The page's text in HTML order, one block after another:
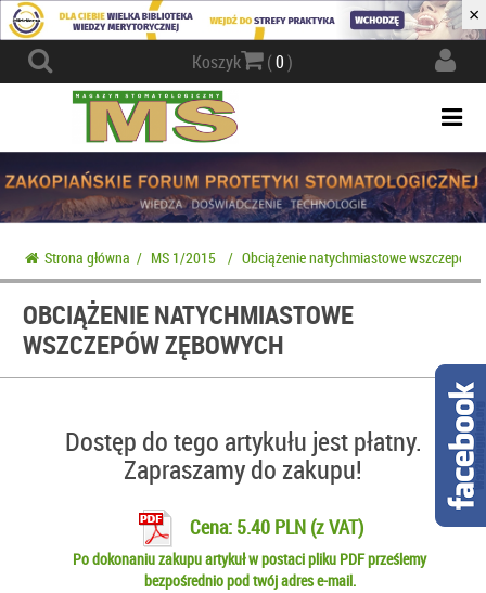
×
Koszyk (0)
Strona główna / MS 1/2015 / Obciążenie natychmiastowe wszczepów
OBCIĄŻENIE NATYCHMIASTOWE
WSZCZEPÓW ZĘBOWYCH
Dostęp do tego artykułu jest płatny.
Zapraszamy do zakupu!
Cena: 5.40 PLN (z VAT)
Po dokonaniu zakupu artykuł w postaci pliku PDF prześlemy
bezpośrednio pod twój adres e-mail.